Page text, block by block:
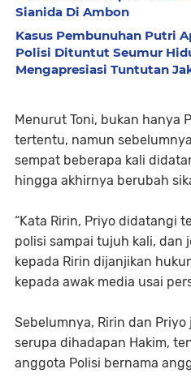
Sianida Di Ambon
Kasus Pembunuhan Putri
Polisi Dituntut Seumur
Mengapresiasi Tuntutan
Menurut Toni, bukan hanya
tertentu, namun
sempat beberapa kali
hingga akhirnya berubah
“Kata Ririn, Priyo didatangi
polisi sampai tujuh kali, dan
kepada Ririn dijanjikan
kepada awak media usai
Sebelumnya, Ririn dan
serupa dihadapan Hakim,
anggota Polisi bernama